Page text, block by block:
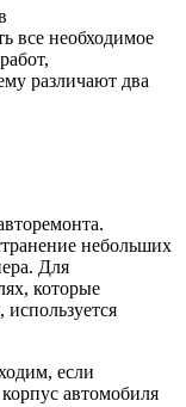
все необходимое
различают два
небольших
Для
которые
если
автомобиля